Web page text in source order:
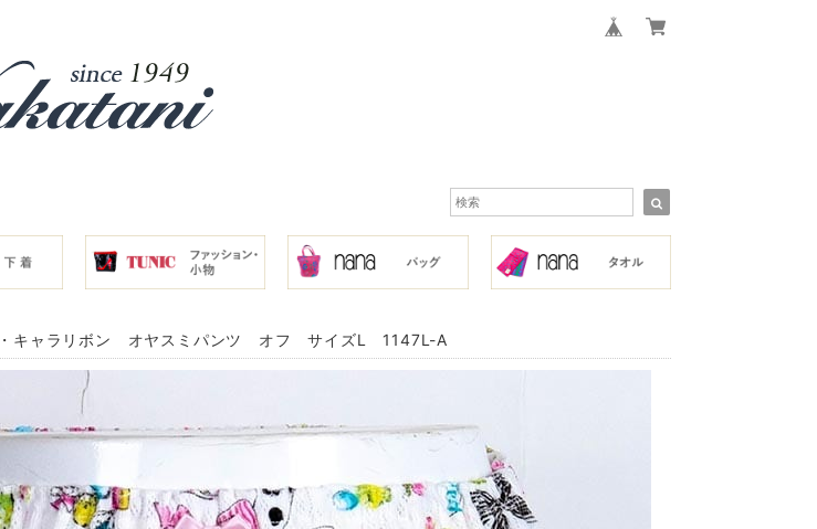
ャラリボン オヤスミパンツ オフ サイズL 1147L-A